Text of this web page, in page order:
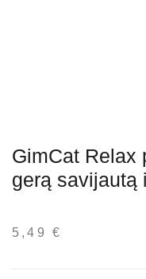
GimCat Relax
gerą savijautą
5,49 €